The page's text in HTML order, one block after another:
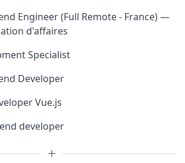
Engineer (Full Remote - France) —
d'affaires
Specialist
Developer
Vue.js
developer